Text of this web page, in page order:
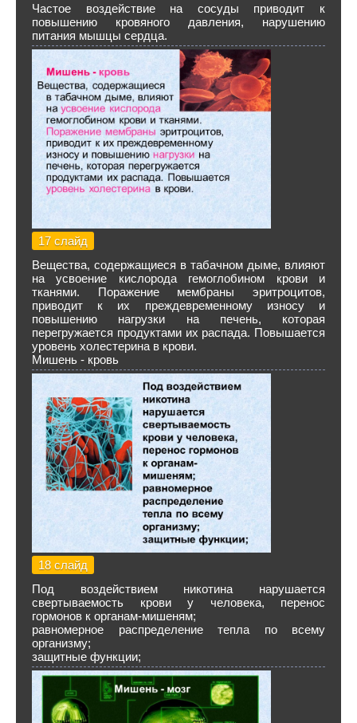
Частое воздействие на сосуды приводит к
повышению кровяного давления, нарушению
питания мышцы сердца.
17 слайд
Вещества, содержащиеся в табачном дыме, влияют
на усвоение кислорода гемоглобином крови и
тканями. Поражение мембраны эритроцитов,
приводит к их преждевременному износу и
повышению нагрузки на печень, которая
перегружается продуктами их распада. Повышается
уровень холестерина в крови.
Мишень - кровь
18 слайд
Под воздействием никотина нарушается
свертываемость крови у человека, перенос
гормонов к органам-мишеням;
равномерное распределение тепла по всему
организму;
защитные функции;